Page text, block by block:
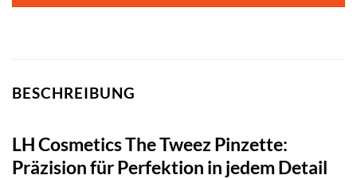
BESCHREIBUNG
LH Cosmetics The Tweez Pinzette:
Präzision für Perfektion in jedem Detail